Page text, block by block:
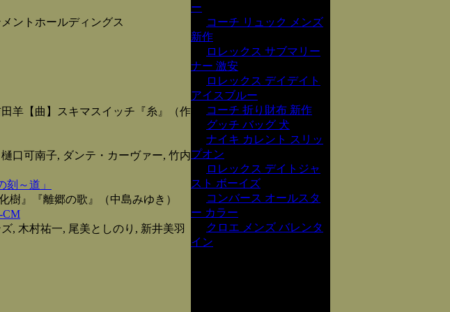
ントホールディングス
羊【曲】スキマスイッチ『糸』（作
口可南子, ダンテ・カーヴァー, 竹内
～道」
樹』『離郷の歌』（中島みゆき）
CM
, 木村祐一, 尾美としのり, 新井美羽
ー
コーチ リュック メンズ
新作
ロレックス サブマリー
ナー 激安
ロレックス デイデイト
アイスブルー
コーチ 折り財布 新作
グッチ バッグ 犬
ナイキ カレント スリッ
プオン
ロレックス デイトジャ
スト ボーイズ
コンバース オールスタ
ー カラー
クロエ メンズ バレンタ
イン